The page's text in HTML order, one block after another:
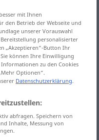
mit Ihnen
den Betrieb der Webseite und
unserer Vorauswahl
personalisierter
„Akzeptieren“-Button Ihr
können Ihre Einwilligung
zu den Cookies
Optionen“.
Datenschutzerklärung.
abfragen. Speichern von
Inhalte, Messung von